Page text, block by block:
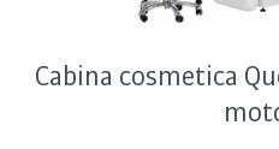
Cabina cosmetica